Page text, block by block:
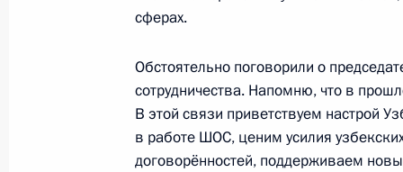
независимости республики
1 сентября 2015 года, 14:30
сферах.
Обстоятельно поговорили о
сотрудничества. Напомню, что в
В этой связи приветствуем настрой
в работе ШОС, ценим усилия
договорённостей, поддерживаем